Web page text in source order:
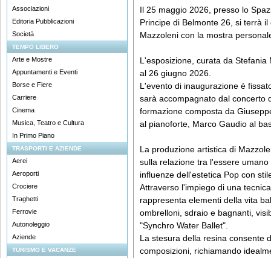
Associazioni
Editoria Pubblicazioni
Società
TEMPO LIBERO
Arte e Mostre
Appuntamenti e Eventi
Borse e Fiere
Carriere
Cinema
Musica, Teatro e Cultura
In Primo Piano
TRASPORTI E AZIENDE
Aerei
Aeroporti
Crociere
Traghetti
Ferrovie
Autonoleggio
Aziende
TURISMO E VACANZE
Il 25 maggio 2026, presso lo
Principe di Belmonte 26, si terrà
Mazzoleni con la mostra
L'esposizione, curata da
al 26 giugno 2026.
L'evento di inaugurazione è
sarà accompagnato dal concerto
formazione composta da
al pianoforte, Marco Gaudio al
La produzione artistica di
sulla relazione tra l'essere
influenze dell'estetica Pop con
Attraverso l'impiego di una
rappresenta elementi della vita
ombrelloni, sdraio e bagnanti,
"Synchro Water Ballet".
La stesura della resina consente
composizioni, richiamando